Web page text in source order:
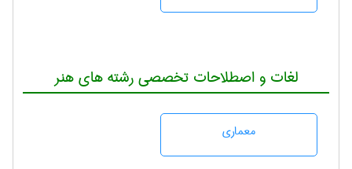
لغات و اصطلاحات تخصصی رشته های هنر
معماری